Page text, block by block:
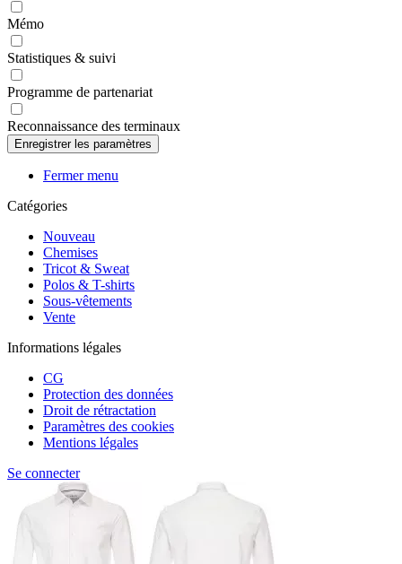
Mémo
Statistiques & suivi
Programme de partenariat
Reconnaissance des terminaux
Fermer menu
Catégories
Nouveau
Chemises
Tricot & Sweat
Polos & T-shirts
Sous-vêtements
Vente
Informations légales
CG
Protection des données
Droit de rétractation
Paramètres des cookies
Mentions légales
Se connecter